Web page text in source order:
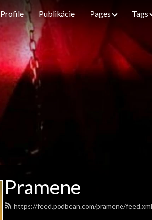
Profile Publikácie Pages Tags
Pramene
https://feed.podbean.com/pramene/feed.xml